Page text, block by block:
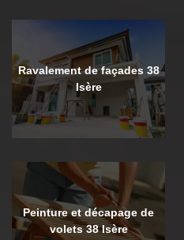
Ravalement de façades 38
Isère
Peinture et décapage de
volets 38 Isère